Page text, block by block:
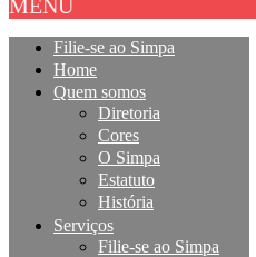
MENU
Filie-se ao Simpa
Home
Quem somos
Diretoria
Cores
O Simpa
Estatuto
História
Serviços
Filie-se ao Simpa